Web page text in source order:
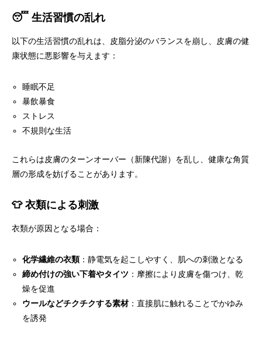
😴 生活習慣の乱れ
以下の生活習慣の乱れは、皮脂分泌のバランスを崩し、皮膚の健
康状態に悪影響を与えます：
睡眠不足
暴飲暴食
ストレス
不規則な生活
これらは皮膚のターンオーバー（新陳代謝）を乱し、健康な角質
層の形成を妨げることがあります。
👕 衣類による刺激
衣類が原因となる場合：
化学繊維の衣類 ：静電気を起こしやすく、肌への刺激となる
締め付けの強い下着やタイツ ：摩擦により皮膚を傷つけ、乾
燥を促進
ウールなどチクチクする素材：直接肌に触れることでかゆみ
を誘発